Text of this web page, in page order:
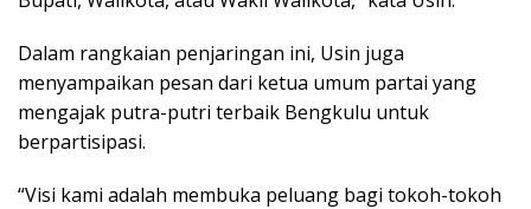
Dalam rangkaian penjaringan ini, Usin juga
menyampaikan pesan dari ketua umum partai yang
mengajak putra-putri terbaik Bengkulu untuk
berpartisipasi.
“Visi kami adalah membuka peluang bagi tokoh-tokoh